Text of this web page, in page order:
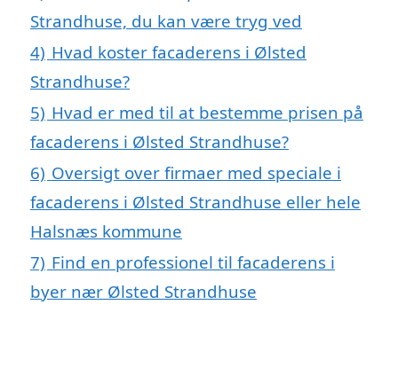
Strandhuse, du kan være tryg ved
4) Hvad koster facaderens i Ølsted
Strandhuse?
5) Hvad er med til at bestemme prisen på
facaderens i Ølsted Strandhuse?
6) Oversigt over firmaer med speciale i
facaderens i Ølsted Strandhuse eller hele
Halsnæs kommune
7) Find en professionel til facaderens i
byer nær Ølsted Strandhuse